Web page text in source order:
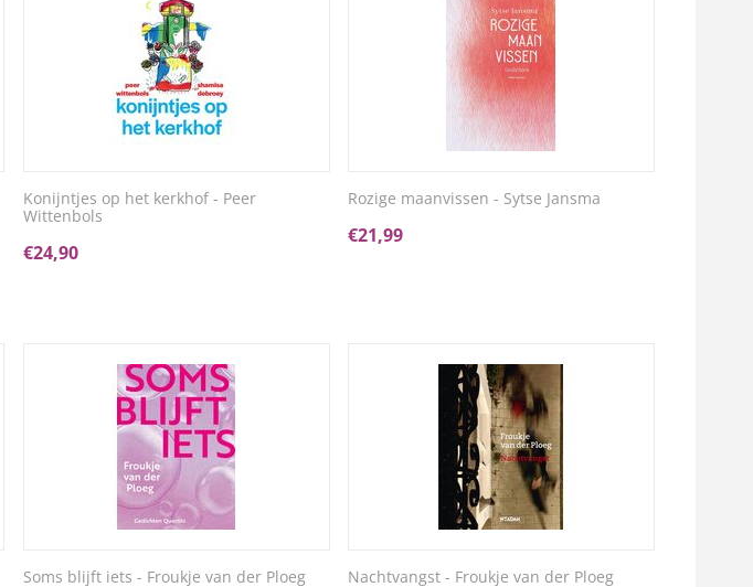
Konijntjes op het kerkhof - Peer
Wittenbols
€24,90
Rozige maanvissen - Sytse Jansma
€21,99
Soms blijft iets - Froukje van der Ploeg Nachtvangst - Froukje van der Ploeg